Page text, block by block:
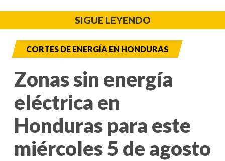
SIGUE LEYENDO
CORTES DE ENERGÍA EN HONDURAS
Zonas sin energía
eléctrica en
Honduras para este
miércoles 5 de agosto